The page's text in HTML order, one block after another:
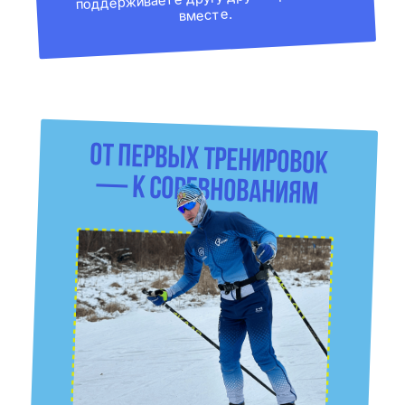
Лыжи, палки, ботинки — выдаём
бесплатно. Ничего покупать не
нужно, приходите и
занимайтесь.
Экипировку покупать